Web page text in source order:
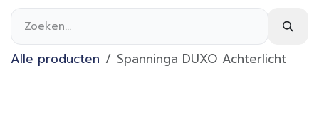
Alle producten Spanninga DUXO Achterlicht